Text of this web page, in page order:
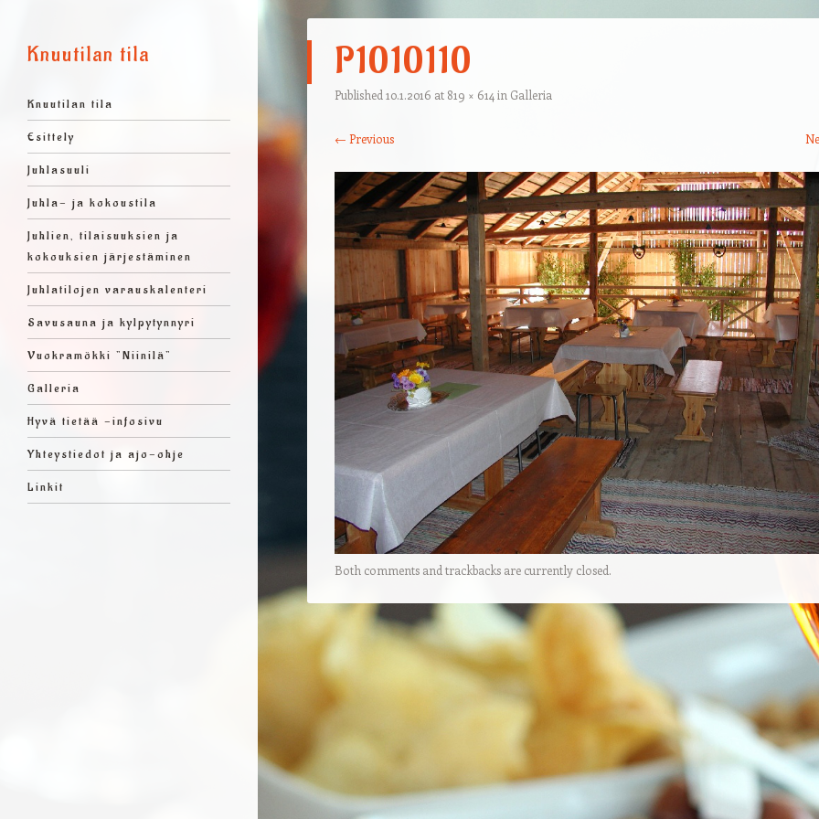
Knuutilan tila
Valikko
Skip to content
Knuutilan tila
Esittely
Juhlasuuli
Juhla- ja kokoustila
Juhlien, tilaisuuksien ja
kokouksien järjestäminen
Juhlatilojen varauskalenteri
Savusauna ja kylpytynnyri
Vuokramökki ”Niinilä”
Galleria
Hyvä tietää -infosivu
Yhteystiedot ja ajo-ohje
Linkit
P1010110
Published 10.1.2016 at 819 × 614 in Galleria
← Previous
Both comments and trackbacks are currently closed.